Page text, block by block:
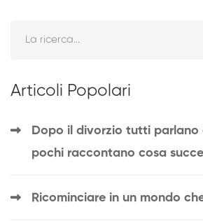
Articoli Popolari
Dopo il divorzio tutti parlano
pochi raccontano cosa
Ricominciare in un mondo